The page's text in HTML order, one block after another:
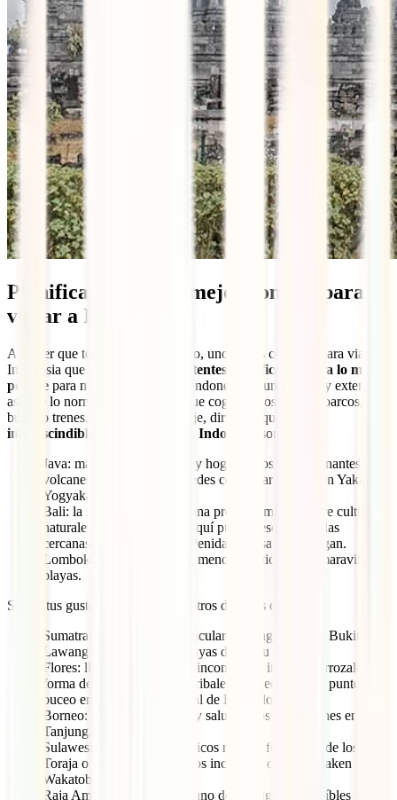
Planifica tu ruta, el mejor consejo para
viajar a Indonesia
A no ser que tengas mucho tiempo, uno de los consejos para viajar a
Indonesia que te damos es que
intentes planificar tu ruta lo mejor
posible para maximizar tus días. Indonesia es un país muy extenso,
así que lo normal es que tengas que coger varios vuelos, barcos,
buses o trenes. Si es tu primer viaje, diríamos que los
imprescindibles para 20 días en Indonesia
son:
Java: maravillosos templos y hogar de los impresionantes
volcanes Bromo e Ijen. Puedes comenzar tu viaje en Yakarta y
Yogyakarta.
Bali: la isla de los Dioses, una preciosa mezcla entre cultura,
naturaleza y playa. Desde aquí puedes escaparte a las
cercanas islas Gili o Nusa Penida + Nusa Lembongan.
Lombok: la vecina de Bali, menos turística y con maravillosas
playas.
Según tus gustos, puedes incluir otros destinos como:
Sumatra: visita a los espectaculares orangutanes en Bukit
Lawang o escápate a las playas de Pulau Weh.
Flores: llena de recónditos rincones que incluyen arrozales en
forma de telaraña y aldeas tribales y espectaculares puntos de
buceo en el Parque Nacional de Komodo.
Borneo: súbete a un
y saluda a los orangutanes en
Tanjung Puting.
Sulawesi: descubre los exóticos rituales funerarios de los Tana
Toraja o ve a bucear a puntos increíbles como Bunaken o
Wakatobi.
Raja Ampat: posiblemente uno de los lugares increíbles del